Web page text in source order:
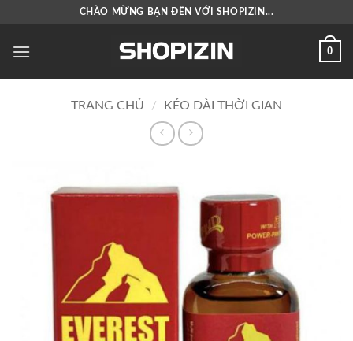
nội
CHÀO MỪNG BẠN ĐẾN VỚI SHOPIZIN...
0
TRANG CHỦ / KÉO DÀI THỜI GIAN